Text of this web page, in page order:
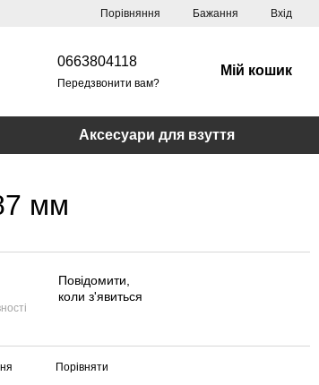
Порівняння Бажання Вхід
0663804118
Передзвонити вам?
Мій кошик
Аксесуари для взуття
мм
Повідомити,
коли з'явиться
Порівняти